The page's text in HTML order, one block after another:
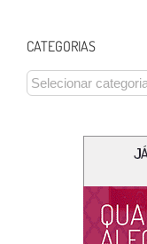
CATEGORIAS
CATEGORIAS